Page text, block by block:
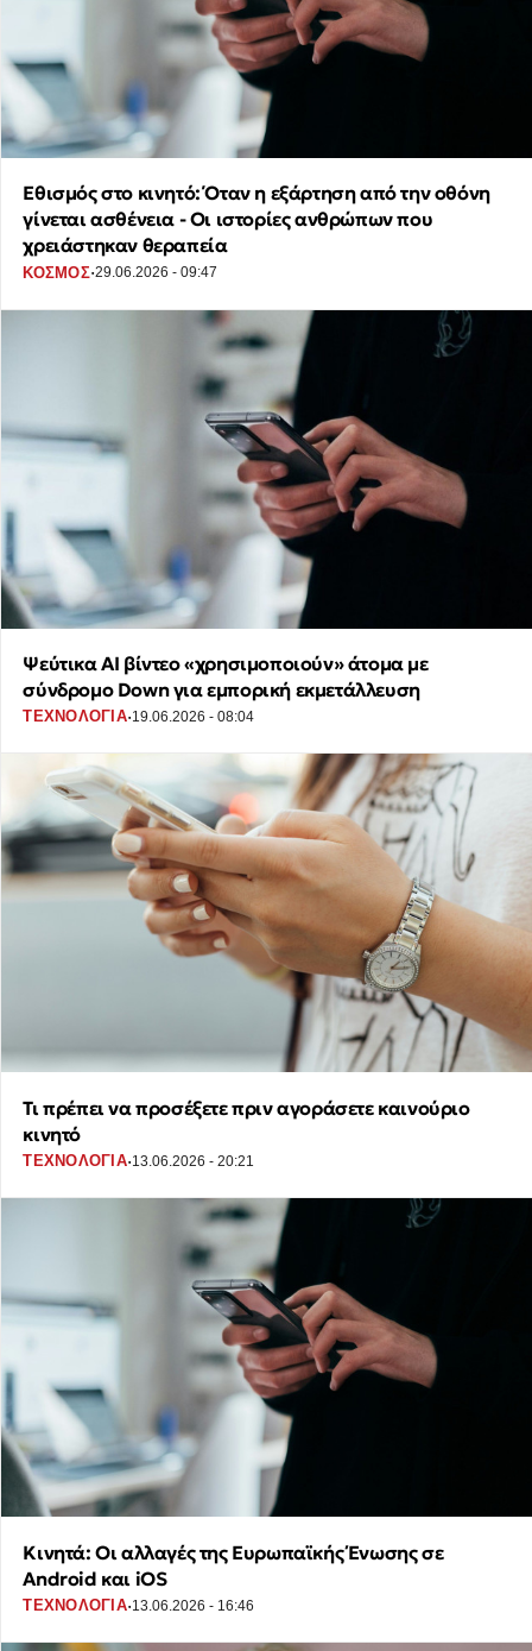
Εθισμός στο κινητό: Όταν η εξάρτηση από την οθόνη
γίνεται ασθένεια - Οι ιστορίες ανθρώπων που
χρειάστηκαν θεραπεία
ΚΟΣΜΟΣ·29.06.2026 - 09:47
Ψεύτικα AI βίντεο «χρησιμοποιούν» άτομα με
σύνδρομο Down για εμπορική εκμετάλλευση
ΤΕΧΝΟΛΟΓΙΑ·19.06.2026 - 08:04
Τι πρέπει να προσέξετε πριν αγοράσετε καινούριο
κινητό
ΤΕΧΝΟΛΟΓΙΑ·13.06.2026 - 20:21
Κινητά: Οι αλλαγές της Ευρωπαϊκής Ένωσης σε
Android και iOS
ΤΕΧΝΟΛΟΓΙΑ·13.06.2026 - 16:46